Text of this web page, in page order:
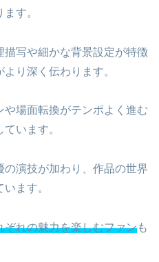
す。
写や細かな背景設定が特徴
より深く伝わります。
場面転換がテンポよく進む
います。
演技が加わり、作品の世界
ます。
ぞれの魅力を楽しむファンも